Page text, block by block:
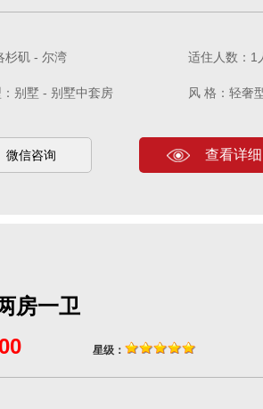
杉矶 - 尔湾 适住人数：1
别墅 - 别墅中套房 风 格：轻奢
微信咨询 查看详细
房一卫
星级：